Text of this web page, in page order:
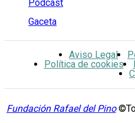
Podcast
Gaceta
Aviso Legal
Política de cookies
Fundación Rafael del Pino